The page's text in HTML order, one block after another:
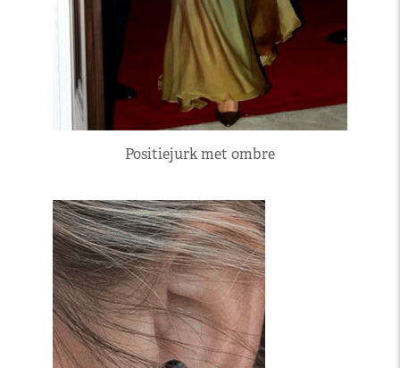
Positiejurk met ombre